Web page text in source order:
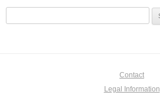
Contact
Legal Information